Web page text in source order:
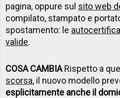
pagina, oppure sul sito web
compilato, stampato e
spostamento: le
valide.
COSA CAMBIARispetto a
scorsa, il nuovo modello
esplicitamente anche il